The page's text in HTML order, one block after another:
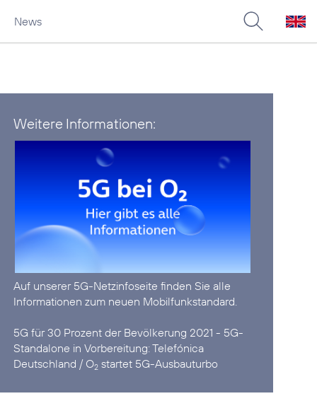
News
Weitere Informationen:
Auf unserer 5G-Netzinfoseite finden Sie alle
Informationen zum neuen Mobilfunkstandard.
5G für 30 Prozent der Bevölkerung 2021 - 5G-
Standalone in Vorbereitung:Telefónica
Deutschland / O2 startet 5G-Ausbauturbo